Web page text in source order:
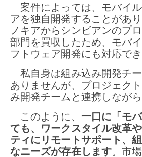
案件によっては、モバイ
アを独自開発することがあ
ノキアからシンビアンのプ
部門を買収したため、モバ
フトウェア開発にも対応でき
私自身は組み込み開発チ
ありませんが、プロジェク
み開発チームと連携しなが
このように、 一口に「モ
ても、ワークスタイル改革
ティにリモートサポート、
なニーズが存在します。市